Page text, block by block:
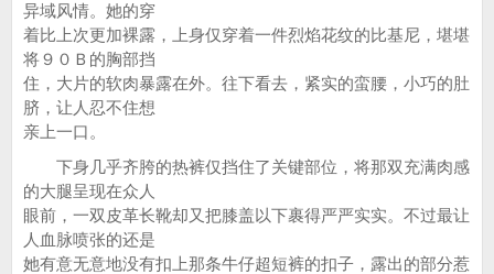
异域风情。她的穿
着比上次更加裸露，上身仅穿着一件烈焰花纹的比基尼，堪堪
将９０Ｂ的胸部挡
住，大片的软肉暴露在外。往下看去，紧实的蛮腰，小巧的肚
脐，让人忍不住想
亲上一口。
下身几乎齐胯的热裤仅挡住了关键部位，将那双充满肉感
的大腿呈现在众人
眼前，一双皮革长靴却又把膝盖以下裹得严严实实。不过最让
人血脉喷张的还是
她有意无意地没有扣上那条牛仔超短裤的扣子，露出的部分惹